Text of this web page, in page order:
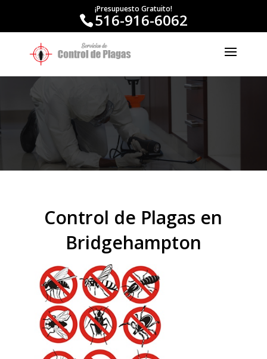
¡Presupuesto Gratuito!
516-916-6062
Control de Plagas en
Bridgehampton